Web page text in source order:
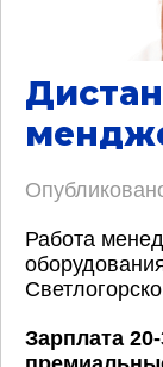
Работа
Зарплата